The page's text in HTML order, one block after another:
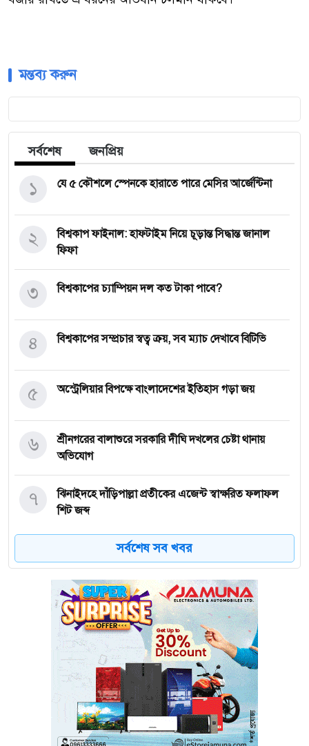
মন্তব্য করুন
সর্বশেষ জনপ্রিয়
যে ৫ কৌশলে স্পেনকে হারাতে পারে মেসির আর্জেন্টিনা
১
বিশ্বকাপ ফাইনাল: হাফটাইম নিয়ে চূড়ান্ত সিদ্ধান্ত জানাল
ফিফা
২
বিশ্বকাপের চ্যাম্পিয়ন দল কত টাকা পাবে?
৩
বিশ্বকাপের সম্প্রচার স্বত্ব ক্রয়, সব ম্যাচ দেখাবে বিটিভি
৪
অস্ট্রেলিয়ার বিপক্ষে বাংলাদেশের ইতিহাস গড়া জয়
৫
শ্রীনগরের বালাশুরে সরকারি দীঘি দখলের চেষ্টা থানায়
অভিযোগ
৬
ঝিনাইদহে দাঁড়িপাল্লা প্রতীকের এজেন্ট স্বাক্ষরিত ফলাফল
শিট জব্দ
৭
ত্রয়োদশ জাতীয় নির্বাচন, শান্তিপূর্ণ ও নিরপেক্ষ হোক
ইশরাকের আসনে ভোটকেন্দ্রে ঢুকে প্রিজাইডিং অফিসারের
ওপর হামলা বিএনপি নেতাকর্মীদের
অবরুদ্ধ জামায়াত নেতাকে উদ্ধার করলেন এনসিপি নেত্রী ডা.
মিতু
ভোটকেন্দ্রের সামনে বস্তাভর্তি টাকাসহ স্বেচ্ছাসেবকদল নেতা
আটক
সর্বশেষ সব খবর